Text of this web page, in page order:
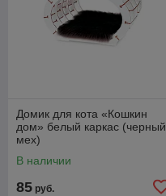
Домик для кота «Кошкин
дом» белый каркас (черный
мех)
В наличии
85 руб.